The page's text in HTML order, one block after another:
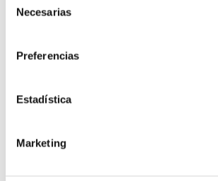
Necesarias
Preferencias
Estadística
Marketing
16,00 €